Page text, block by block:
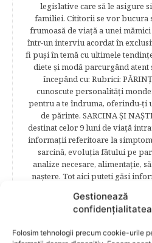
Gestionează
Folosim tehnologii precum cookie-urile
legislative care să le asigure
familiei. Cititorii se vor bucura
frumoasă de viață a unei mămici
într-un interviu acordat în
fi puşi în temă cu ultimele
diete şi modă parcurgând
începând cu: Rubrici:
cunoscute personalităţi
pentru a te îndruma, oferindu-ţi
de părinte. SARCINA ŞI
destinat celor 9 luni de viaţă
informaţii referitoare la
sarcină, evoluţia fătului pe
analize necesare, alimentaţie,
naştere. Tot aici puteti găsi
ANIŞOR – este un capitol
Alăptarea, scorul Apgar,
captivante subcategorii.